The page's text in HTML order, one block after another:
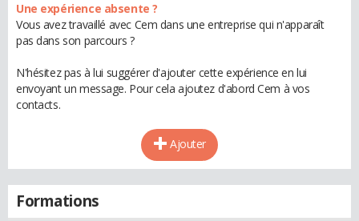
Une expérience absente ?
Vous avez travaillé avec Cem dans une entreprise qui n'apparaît
pas dans son parcours ?
N'hésitez pas à lui suggérer d'ajouter cette expérience en lui
envoyant un message. Pour cela ajoutez d'abord Cem à vos
contacts.
Ajouter
Formations